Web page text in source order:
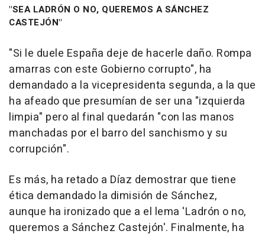
"SEA LADRÓN O NO, QUEREMOS A SÁNCHEZ
CASTEJÓN"
"Si le duele España deje de hacerle daño. Rompa
amarras con este Gobierno corrupto", ha
demandado a la vicepresidenta segunda, a la que
ha afeado que presumían de ser una "izquierda
limpia" pero al final quedarán "con las manos
manchadas por el barro del sanchismo y su
corrupción".
Es más, ha retado a Díaz demostrar que tiene
ética demandado la dimisión de Sánchez,
aunque ha ironizado que a el lema 'Ladrón o no,
queremos a Sánchez Castejón'. Finalmente, ha